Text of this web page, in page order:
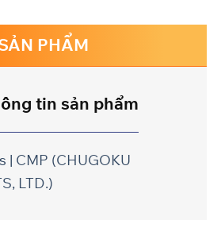
PHẨM
tin sản phẩm
| CMP (CHUGOKU
LTD.)